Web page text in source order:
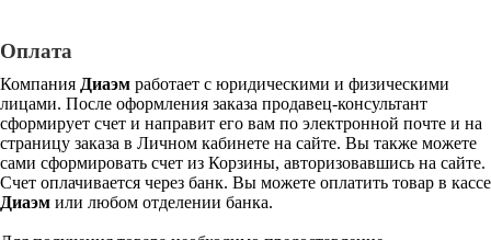
Оплата
Компания Диаэм работает с юридическими и физическими
лицами. После оформления заказа продавец-консультант
сформирует счет и направит его вам по электронной почте и на
страницу заказа в Личном кабинете на сайте. Вы также можете
сами сформировать счет из Корзины, авторизовавшись на сайте.
Счет оплачивается через банк. Вы можете оплатить товар в кассе
Диаэм или любом отделении банка.